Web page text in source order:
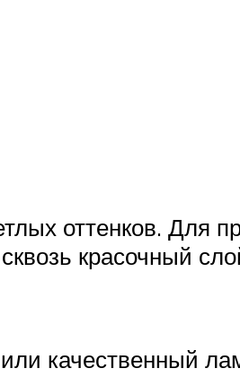
оттенков. Для
красочный
качественный